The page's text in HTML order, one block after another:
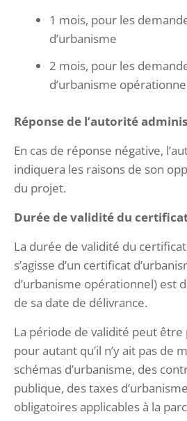
1 mois, pour les
d’urbanisme
2 mois, pour les
d’urbanisme
Réponse de l’autorité
En cas de réponse négative,
indiquera les raisons de son
du projet.
Durée de validité du
La durée de validité du certificat
s’agisse d’un certificat
d’urbanisme opérationnel) est
de sa date de délivrance.
La période de validité peut être
pour autant qu’il n’y ait pas de
schémas d’urbanisme, des
publique, des taxes
obligatoires applicables à la